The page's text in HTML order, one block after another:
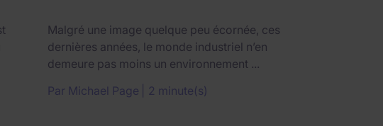
Malgré une image quelque peu écornée, ces
dernières années, le monde industriel n’en
demeure pas moins un environnement ...
Par Michael Page 2 minute(s)